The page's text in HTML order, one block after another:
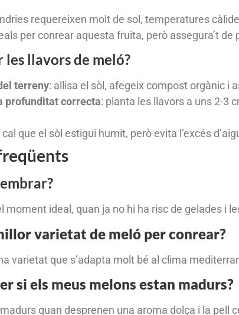
requereixen molt de sol, temperatures
per conrear aquesta fruita, però assegura’t
les llavors de meló?
terreny: allisa el sòl, afegeix compost orgànic i
profunditat correcta: planta les llavors a uns 2-3
cal que el sòl estigui humit, però evita l’excés
moment ideal, quan ja no hi ha risc de gelades i
varietat de meló per conrear?
varietat que s’adapta molt bé al clima
si els meus melons estan madurs?
quan desprenen una aroma dolça i la pell